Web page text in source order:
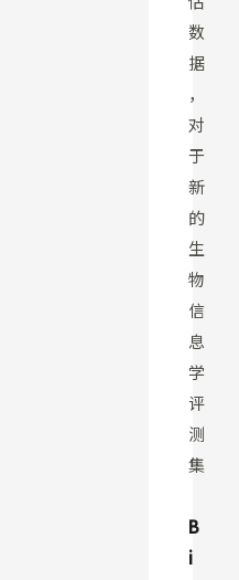
数
据
，
对
于
新
的
生
物
信
息
学
评
测
集
B
i